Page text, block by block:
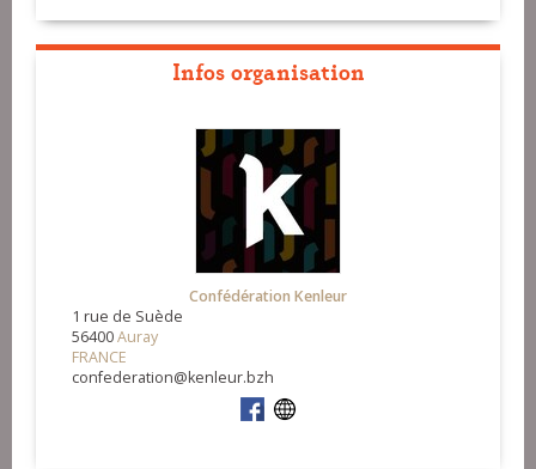
Infos organisation
Confédération Kenleur
1 rue de Suède
56400Auray
FRANCE
confederation@kenleur.bzh